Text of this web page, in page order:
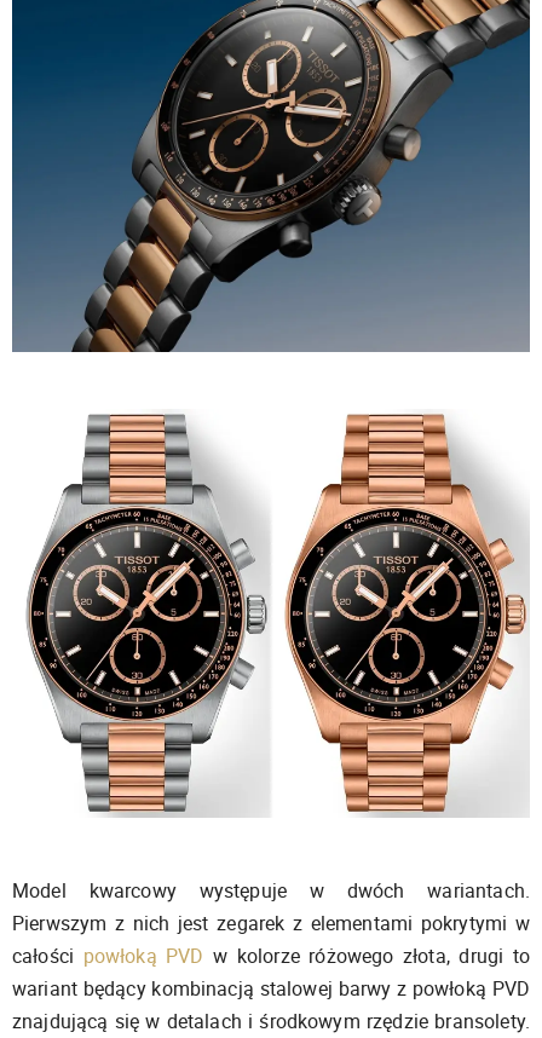
Model kwarcowy występuje w dwóch wariantach.
Pierwszym z nich jest zegarek z elementami pokrytymi w
całości powłoką PVD w kolorze różowego złota, drugi to
wariant będący kombinacją stalowej barwy z powłoką PVD
znajdującą się w detalach i środkowym rzędzie bransolety.